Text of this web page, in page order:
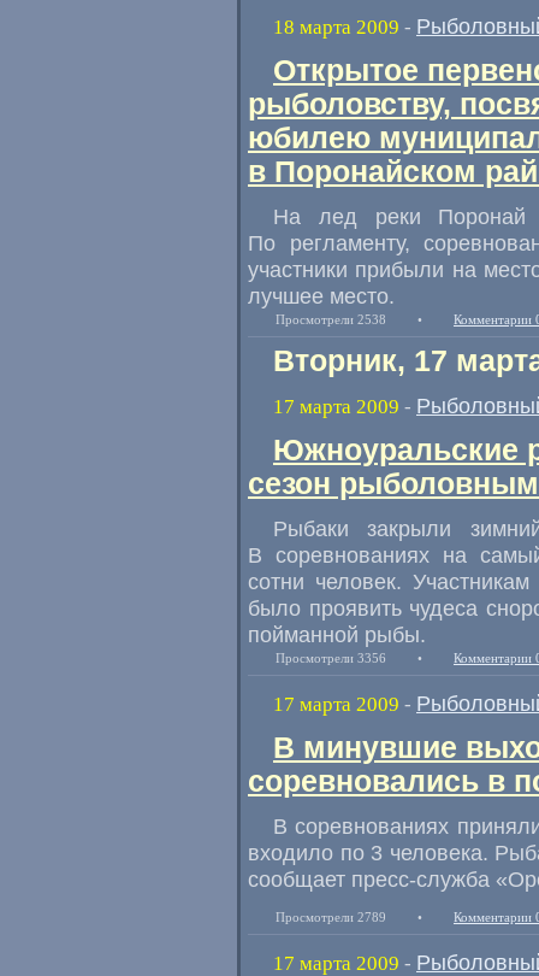
18 марта 2009 -
Открытое
рыболовству,
юбилею
в Поронайском
На лед реки
По регламенту,
участники прибыли на
лучшее место.
Просмотрели 2538 • Комментарии
Вторник, 17
17 марта 2009 -
Южноуральские
сезон
Рыбаки закрыли
В соревнованиях на
сотни человек.
было проявить чудеса
пойманной рыбы.
Просмотрели 3356 • Комментарии
17 марта 2009 -
В минувшие
соревновались в
В соревнованиях
входило по 3 человека.
сообщает пресс-служба
Просмотрели 2789 • Комментарии
17 марта 2009 -